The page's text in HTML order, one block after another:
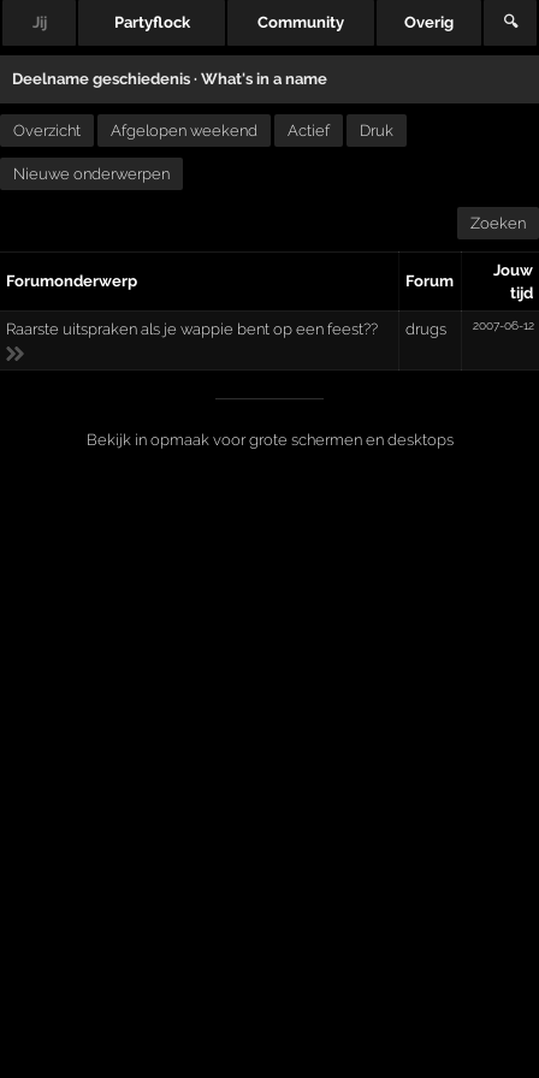
Jij Partyflock Community Overig 🔍
Deelname geschiedenis ·What's in a name
Overzicht Afgelopen weekend Actief Druk
Nieuwe onderwerpen
Zoeken
Forumonderwerp Forum
Jouw
tijd
Raarste uitspraken als je wappie bent op een feest??
drugs 2007-06-12
Bekijk in opmaak voor grote schermen en desktops